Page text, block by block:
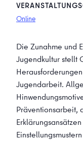
Online
Die Zunahme und
Jugendkultur stellt
Jugendarbeit.
Präventionsarbeit,